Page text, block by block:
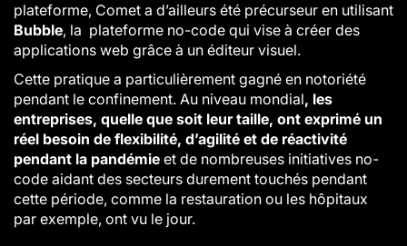
plateforme, Comet a d’ailleurs été précurseur en utilisant
Bubble, la plateforme no-code qui vise à créer des
applications web grâce à un éditeur visuel.
Cette pratique a particulièrement gagné en notoriété
pendant le confinement. Au niveau mondial, les
entreprises, quelle que soit leur taille, ont exprimé un
réel besoin de flexibilité, d’agilité et de réactivité
pendant la pandémie et de nombreuses initiatives no-
code aidant des secteurs durement touchés pendant
cette période, comme la restauration ou les hôpitaux
par exemple, ont vu le jour.